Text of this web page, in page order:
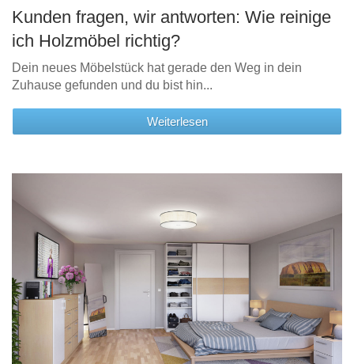
Kunden fragen, wir antworten: Wie reinige
ich Holzmöbel richtig?
Dein neues Möbelstück hat gerade den Weg in dein
Zuhause gefunden und du bist hin...
Weiterlesen